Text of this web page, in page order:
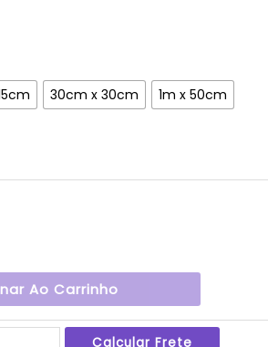
30cm x 30cm
1m x 50cm
Ao Carrinho